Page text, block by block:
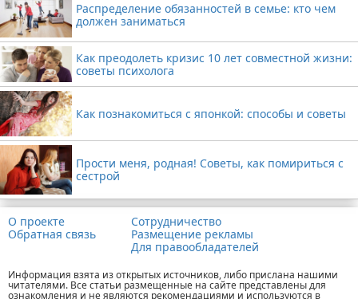
Распределение обязанностей в семье: кто чем
должен заниматься
Как преодолеть кризис 10 лет совместной жизни:
советы психолога
Как познакомиться с японкой: способы и советы
Прости меня, родная! Советы, как помириться с
сестрой
О проекте
Обратная связь
Сотрудничество
Размещение рекламы
Для правообладателей
Информация взята из открытых источников, либо прислана нашими
читателями. Все статьи размещенные на сайте представлены для
ознакомления и не являются рекомендациями и используются в